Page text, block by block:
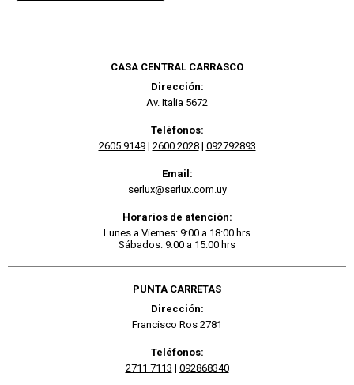
CASA CENTRAL CARRASCO
Dirección:
Av. Italia 5672
Teléfonos:
2605 9149| 2600 2028| 092792893
Email:
serlux@serlux.com.uy
Horarios de atención:
Lunes a Viernes: 9:00 a 18:00 hrs
Sábados: 9:00 a 15:00 hrs
PUNTA CARRETAS
Dirección:
Francisco Ros 2781
Teléfonos:
2711 7113 | 092868340